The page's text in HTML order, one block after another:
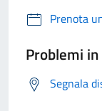
Prenota
Problemi
Segnala